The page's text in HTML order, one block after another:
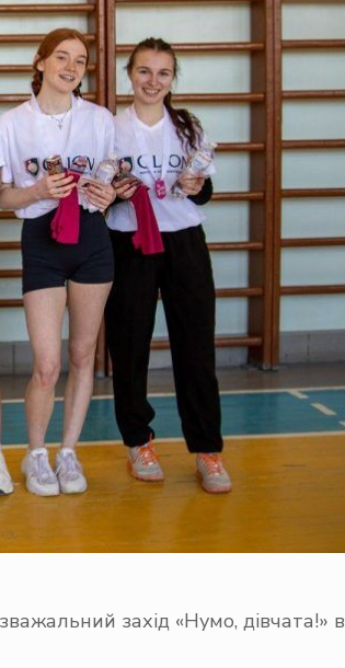
захід «Нумо, дівчата!» в